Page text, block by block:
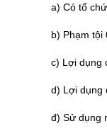
a) Có tổ
b) Phạm tội
c) Lợi dụng
d) Lợi dụng
đ) Sử dụng